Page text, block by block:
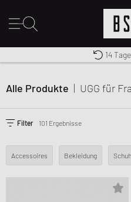
Kostenloser
14
Alle Produkte | UGG für
Filter 101 Ergebnisse
Accessoires Bekleidung